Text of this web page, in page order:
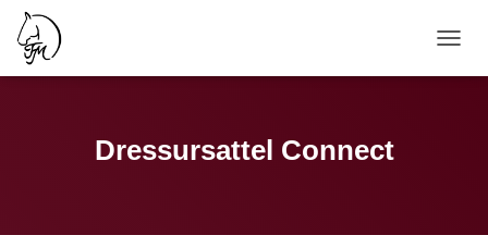
A
Dressursattel Connect